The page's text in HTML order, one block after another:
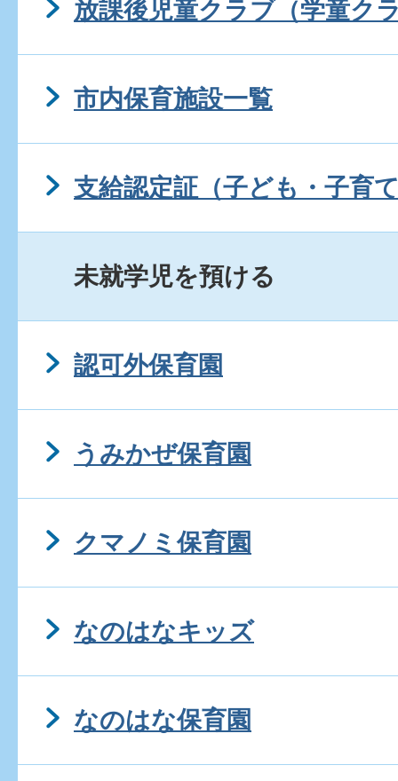
放課後児童クラブ（学童ク
市内保育施設一覧
支給認定証（子ども・子育
未就学児を預ける
認可外保育園
うみかぜ保育園
クマノミ保育園
なのはなキッズ
なのはな保育園